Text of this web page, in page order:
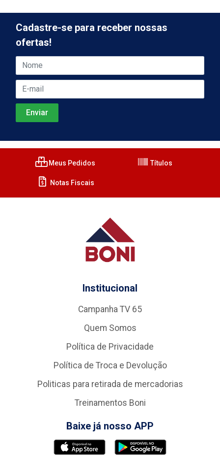
Cadastre-se para receber nossas
ofertas!
Meus Pedidos Títulos
Notas Fiscais
Institucional
Campanha TV 65
Quem Somos
Política de Privacidade
Política de Troca e Devolução
Politicas para retirada de mercadorias
Treinamentos Boni
Baixe já nosso APP